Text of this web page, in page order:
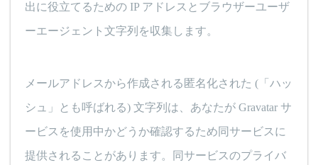
出に役立てるための IP アドレスとブラウザーユーザ
ーエージェント文字列を収集します。
メールアドレスから作成される匿名化された (「ハッ
シュ」とも呼ばれる) 文字列は、あなたが Gravatar サ
ービスを使用中かどうか確認するため同サービスに
提供されることがあります。同サービスのプライバ